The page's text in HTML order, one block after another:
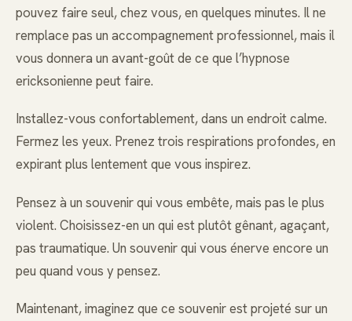
pouvez faire seul, chez vous, en quelques minutes. Il ne
remplace pas un accompagnement professionnel, mais il
vous donnera un avant-goût de ce que l’hypnose
ericksonienne peut faire.
Installez-vous confortablement, dans un endroit calme.
Fermez les yeux. Prenez trois respirations profondes, en
expirant plus lentement que vous inspirez.
Pensez à un souvenir qui vous embête, mais pas le plus
violent. Choisissez-en un qui est plutôt gênant, agaçant,
pas traumatique. Un souvenir qui vous énerve encore un
peu quand vous y pensez.
Maintenant, imaginez que ce souvenir est projeté sur un